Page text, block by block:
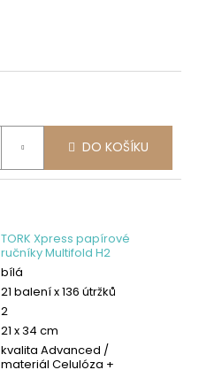
DO KOŠÍKU
TORK Xpress papírové
ručníky Multifold H2
bílá
21 balení x 136 útržků
2
21 x 34 cm
kvalita Advanced /
materiál Celulóza +